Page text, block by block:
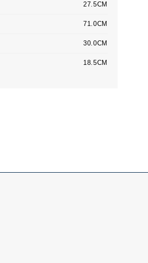
27.5CM
71.0CM
30.0CM
18.5CM